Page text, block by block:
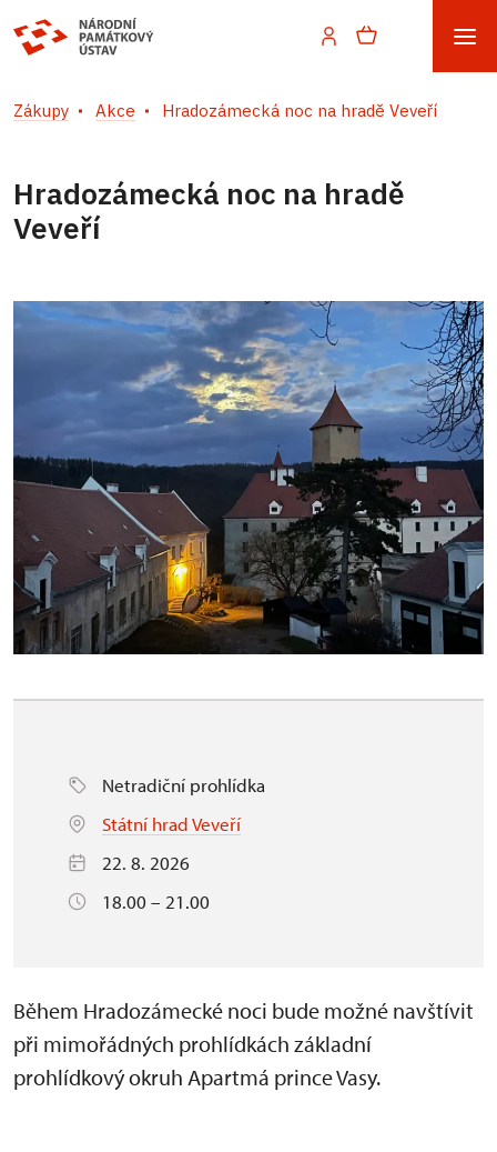
Zákupy Akce Hradozámecká noc na hradě Veveří
Hradozámecká noc na hradě
Veveří
Netradiční prohlídka
Státní hrad Veveří
22. 8. 2026
18.00 – 21.00
Během Hradozámecké noci bude možné navštívit
při mimořádných prohlídkách základní
prohlídkový okruh Apartmá prince Vasy.